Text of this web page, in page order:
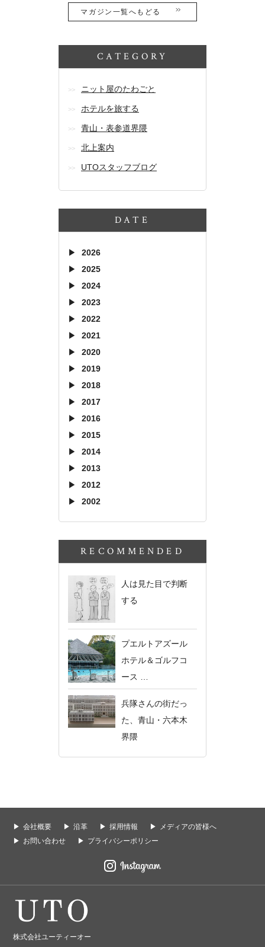
マガジン一覧へもどる
CATEGORY
ニット屋のたわごと
ホテルを旅する
青山・表参道界隈
北上案内
UTOスタッフブログ
DATE
2026
2025
2024
2023
2022
2021
2020
2019
2018
2017
2016
2015
2014
2013
2012
2002
RECOMMENDED
人は見た目で判断
する
プエルトアズール
ホテル＆ゴルフコ
ース …
兵隊さんの街だっ
た、青山・六本木
界隈
会社概要 沿革 採用情報
メディアの皆様へ
お問い合わせ
プライバシーポリシー
株式会社ユーティーオー